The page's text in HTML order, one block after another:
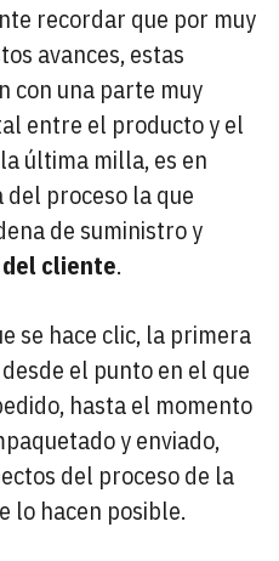
recordar que por muy
avances, estas
con una parte muy
entre el producto y el
última milla, es en
proceso la que
de suministro y
cliente.
se hace clic, la primera
el punto en el que
hasta el momento
y enviado,
del proceso de la
lo hacen posible.